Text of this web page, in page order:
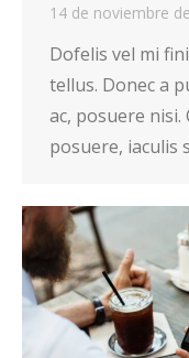
14 de noviembre
Dofelis vel mi
tellus. Donec a
ac, posuere
posuere, iaculis